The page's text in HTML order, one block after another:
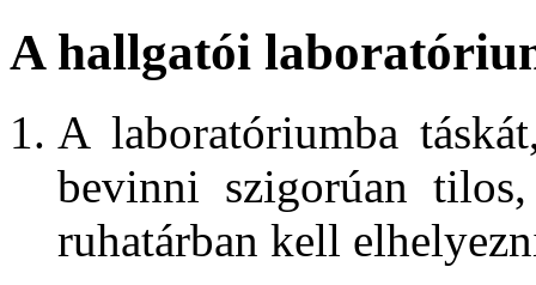
A hallgatói
A laboratóriumba
bevinni szigorúan
ruhatárban kell